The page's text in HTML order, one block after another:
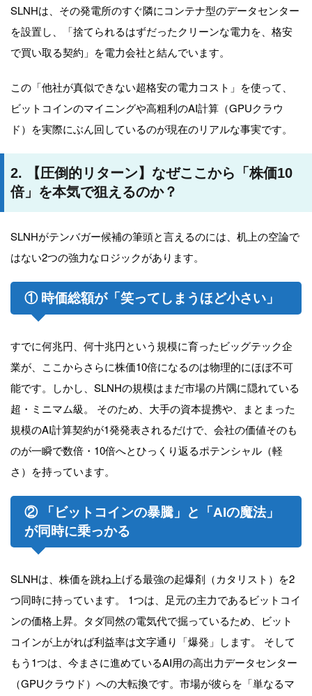
SLNHは、その発電所のすぐ隣にコンテナ型のデータセンター
を設置し、「捨てられるはずだったクリーンな電力を、格安
で買い取る契約」を電力会社と結んでいます。
この「他社が真似できない超格安の電力コスト」を使って、
ビットコインのマイニングや高粗利のAI計算（GPUクラウ
ド）を実際にぶん回しているのが現在のリアルな事実です。
2. 【圧倒的リターン】なぜここから「株価10
倍」を本気で狙えるのか？
SLNHがテンバガー候補の筆頭と言えるのには、机上の空論で
はない2つの強力なロジックがあります。
① 時価総額が「笑ってしまうほど小さい」
すでに何兆円、何十兆円という規模に育ったビッグテック企
業が、ここからさらに株価10倍になるのは物理的にほぼ不可
能です。しかし、SLNHの規模はまだ市場の片隅に隠れている
超・ミニマム級。 そのため、大手の資本提携や、まとまった
規模のAI計算契約が1発発表されるだけで、会社の価値そのも
のが一瞬で数倍・10倍へとひっくり返るポテンシャル（軽
さ）を持っています。
② 「ビットコインの暴騰」と「AIの魔法」
が同時に乗っかる
SLNHは、株価を跳ね上げる最強の起爆剤（カタリスト）を2
つ同時に持っています。 1つは、足元の主力であるビットコイ
ンの価格上昇。タダ同然の電気代で掘っているため、ビット
コインが上がれば利益率は文字通り「爆発」します。 そして
もう1つは、今まさに進めているAI用の高出力データセンター
（GPUクラウド）への大転換です。市場が彼らを「単なるマ